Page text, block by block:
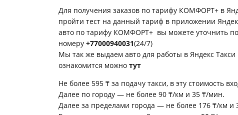
Для получения заказов по тарифу КОМФОРТ+ в
пройти тест на данный тариф в приложении
авто по тарифу КОМФОРТ+ вы можете уточнить по
номеру +77000940031(24/7)
Мы так же выдаем авто для работы в Яндекс
ознакомится можно тут
Не более 595 ₸ за подачу такси, в эту стоимость
Далее по городу — не более 90 ₸/км и 35 ₸/мин.
Далее за пределами города — не более 176 ₸/км и